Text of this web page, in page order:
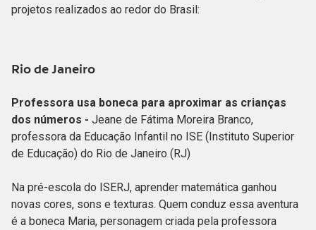
projetos realizados ao redor do Brasil:
Rio de Janeiro
Professora usa boneca para aproximar as crianças
dos números - Jeane de Fátima Moreira Branco,
professora da Educação Infantil no ISE (Instituto Superior
de Educação) do Rio de Janeiro (RJ)
Na pré-escola do ISERJ, aprender matemática ganhou
novas cores, sons e texturas. Quem conduz essa aventura
é a boneca Maria, personagem criada pela professora